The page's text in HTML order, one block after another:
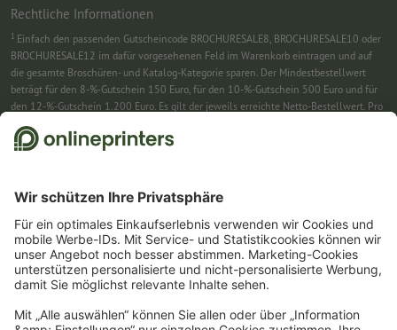
Rechtliche Informationen
1 Einfach den passenden Gutscheincode BROCHURESALE8, BROCHURESALE10 oder
BROCHURESALE12 im dafür vorgesehenen Feld im Warenkorb eintragen und auf
die gesamte Broschüren- und Katalog-Kategorie sparen. Der Mindestbestellwert
beträgt für den 8-%-Gutschein 150 Euro, für den 10-%-Gutschein 500 Euro und für
den 12-%-Gutschein 1.200 Euro. Es gilt der jeweils erreichte Netto-Bestellwert. Pro
Bestellung ist nur ein Gutscheincode einlösbar. Mehrfach einlösbar. Keine
Barauszahlung. Nicht mit weiteren Aktionen kombinierbar. Die Aktion gilt bis
einen Klick bestätigen. Erst dann senden wir Ihnen den Rabattcode und künftig
unseren Newsletter zu. Natürlich können Sie sich jederzeit swieder abmelden.
Maximale Höhe des Rabatts: 150 € des Bestellwerts (netto). Einmalig einlösbar.
Kein Mindestbestellwert. Keine Barauszahlung. Nicht mit weiteren Aktionen oder
Gutscheincodes kombinierbar.Der Gutschein ist nach Erhalt sechs Wochen gültig.
Warenkorb eintragen und auf ausgewählte Produkte sparen. Kein